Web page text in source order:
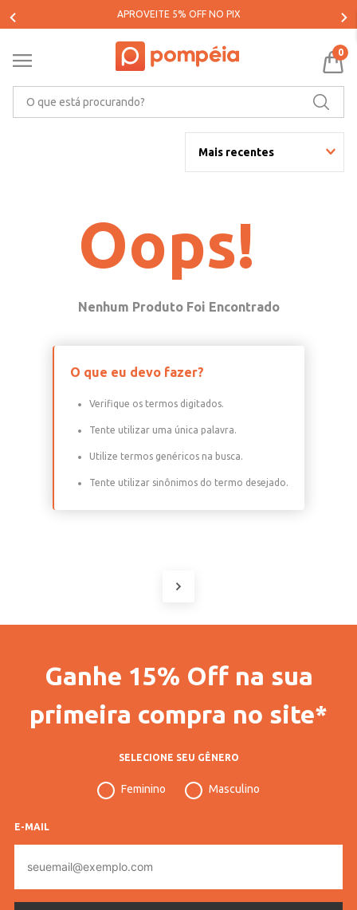
APROVEITE 5% OFF NO PIX
0
Mais recentes
Oops!
O que eu devo fazer?
Verifique os termos digitados.
Tente utilizar uma única palavra.
Utilize termos genéricos na busca.
Tente utilizar sinônimos do termo desejado.
Ganhe 15% Off na sua
primeira compra no site*
SELECIONE SEU GÊNERO
Feminino Masculino
E-MAIL
mail